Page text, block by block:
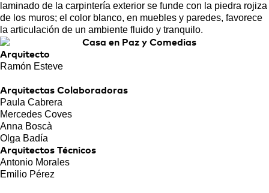
laminado de la carpintería exterior se funde con la piedra rojiza
de los muros; el color blanco, en muebles y paredes, favorece
la articulación de un ambiente fluido y tranquilo.
Arquitecto
Ramón Esteve
Arquitectas Colaboradoras
Paula Cabrera
Mercedes Coves
Anna Boscà
Olga Badía
Arquitectos Técnicos
Antonio Morales
Emilio Pérez